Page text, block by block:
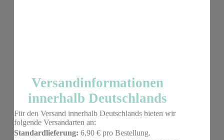
Versandinformationen
innerhalb Deutschlands
Für den Versand innerhalb Deutschlands bieten wir
folgende Versandarten an:
Standardlieferung: 6,90 € pro Bestellung.